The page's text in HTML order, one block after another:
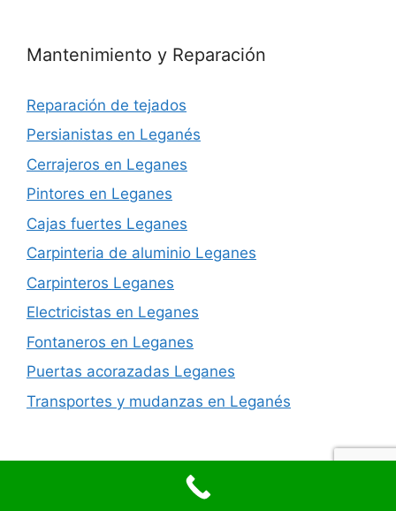
Mantenimiento y Reparación
Reparación de tejados
Persianistas en Leganés
Cerrajeros en Leganes
Pintores en Leganes
Cajas fuertes Leganes
Carpinteria de aluminio Leganes
Carpinteros Leganes
Electricistas en Leganes
Fontaneros en Leganes
Puertas acorazadas Leganes
Transportes y mudanzas en Leganés
© 2026 Reformas integrales en Leganes• Creado con
GeneratePress